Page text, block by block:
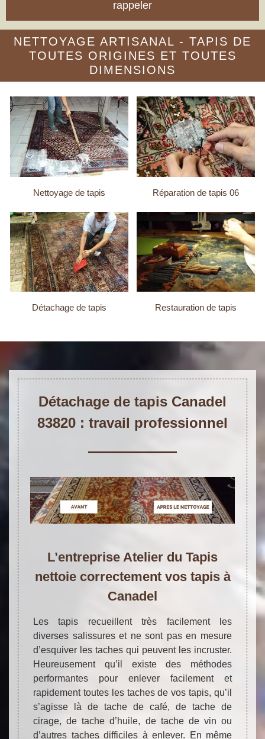
NETTOYAGE ARTISANAL - TAPIS DE
TOUTES ORIGINES ET TOUTES
DIMENSIONS
Nettoyage de tapis Réparation de tapis 06
Détachage de tapis Restauration de tapis
Détachage de tapis Canadel
83820 : travail professionnel
L’entreprise Atelier du Tapis
nettoie correctement vos tapis à
Canadel
Les tapis recueillent très facilement les
diverses salissures et ne sont pas en mesure
d’esquiver les taches qui peuvent les incruster.
Heureusement qu’il existe des méthodes
performantes pour enlever facilement et
rapidement toutes les taches de vos tapis, qu’il
s’agisse là de tache de café, de tache de
cirage, de tache d’huile, de tache de vin ou
d’autres taches difficiles à enlever. En même